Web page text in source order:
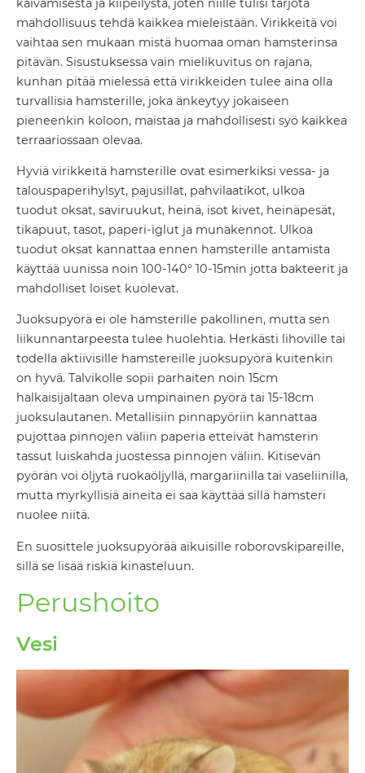
kaivamisesta ja kiipeilystä, joten niille tulisi tarjota
mahdollisuus tehdä kaikkea mieleistään. Virikkeitä voi
vaihtaa sen mukaan mistä huomaa oman hamsterinsa
pitävän. Sisustuksessa vain mielikuvitus on rajana,
kunhan pitää mielessä että virikkeiden tulee aina olla
turvallisia hamsterille, joka änkeytyy jokaiseen
pieneenkin koloon, maistaa ja mahdollisesti syö kaikkea
terraariossaan olevaa.
Hyviä virikkeitä hamsterille ovat esimerkiksi vessa- ja
talouspaperihylsyt, pajusillat, pahvilaatikot, ulkoa
tuodut oksat, saviruukut, heinä, isot kivet, heinäpesät,
tikapuut, tasot, paperi-iglut ja munakennot. Ulkoa
tuodut oksat kannattaa ennen hamsterille antamista
käyttää uunissa noin 100-140° 10-15min jotta bakteerit ja
mahdolliset loiset kuolevat.
Juoksupyörä ei ole hamsterille pakollinen, mutta sen
liikunnantarpeesta tulee huolehtia. Herkästi lihoville tai
todella aktiivisille hamstereille juoksupyörä kuitenkin
on hyvä. Talvikolle sopii parhaiten noin 15cm
halkaisijaltaan oleva umpinainen pyörä tai 15-18cm
juoksulautanen. Metallisiin pinnapyöriin kannattaa
pujottaa pinnojen väliin paperia etteivät hamsterin
tassut luiskahda juostessa pinnojen väliin. Kitisevän
pyörän voi öljytä ruokaöljyllä, margariinilla tai vaseliinilla,
mutta myrkyllisiä aineita ei saa käyttää sillä hamsteri
nuolee niitä.
En suosittele juoksupyörää aikuisille roborovskipareille,
sillä se lisää riskiä kinasteluun.
Perushoito
Vesi